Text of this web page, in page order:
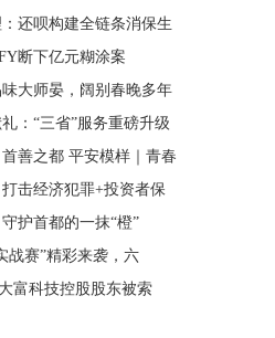
还呗构建全链条消保生
断下亿元糊涂案
大师晏，阔别春晚多年
：“三省”服务重磅升级
善之都 平安模样｜青春
击经济犯罪+投资者保
护首都的一抹“橙”
战赛”精彩来袭，六
富科技控股股东被索